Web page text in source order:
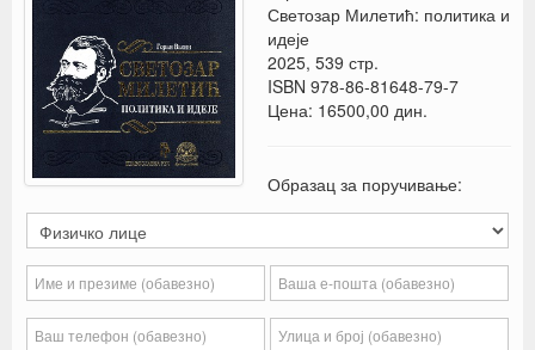
Светозар Милетић: политика и
идеје
2025, 539 стр.
ISBN 978-86-81648-79-7
Цена: 16500,00 дин.
Образац за поручивање: